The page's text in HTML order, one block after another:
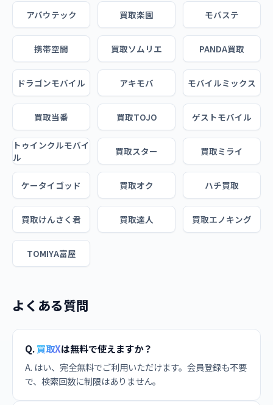
アバウテック 買取楽園 モバステ
携帯空間 買取ソムリエ PANDA買取
ドラゴンモバイル アキモバ モバイルミックス
買取当番 買取TOJO ゲストモバイル
トゥインクルモバイ
ル
買取スター 買取ミライ
ケータイゴッド 買取オク ハチ買取
買取けんさく君 買取達人 買取エノキング
TOMIYA富屋
よくある質問
Q.買取Xは無料で使えますか？
A. はい、完全無料でご利用いただけます。会員登録も不要
で、検索回数に制限はありません。